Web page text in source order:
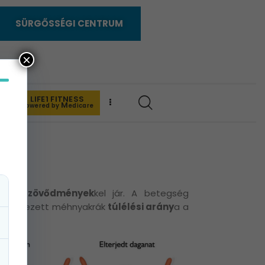
SÜRGŐSSÉGI CENTRUM
LIFE1 FITNESS
powered by Medicare
szövődményekkel jár. A betegség
méhnyakrák túlélési aránya a
×